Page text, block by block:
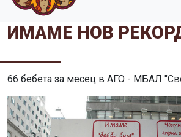
ИМАМЕ НОВ
66 бебета за месец в АГО - МБАЛ